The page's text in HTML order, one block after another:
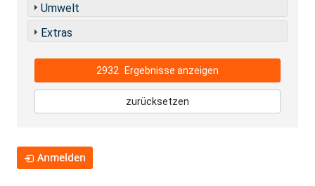
Umwelt
Extras
2932 Ergebnisse anzeigen
zurücksetzen
Anmelden